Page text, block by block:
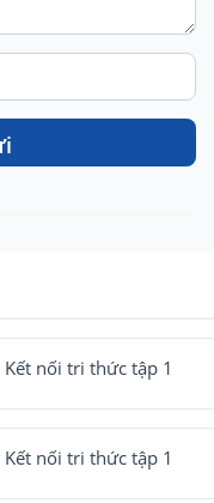
Kết nối tri thức tập 1
Kết nối tri thức tập 1